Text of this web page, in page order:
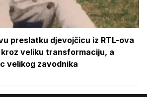
preslatku djevojčicu iz RTL-ova
kroz veliku transformaciju, a
velikog zavodnika